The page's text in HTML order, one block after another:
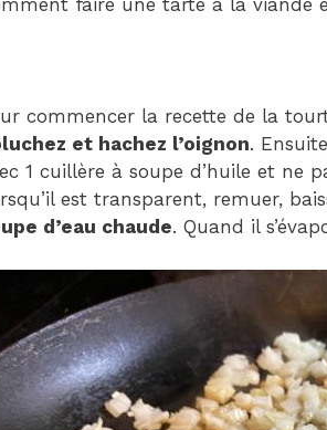
faire une tarte à la viande
commencer la recette de la
et hachez l’oignon.
1 cuillère à soupe d’huile et ne
est transparent, remuer,
d’eau chaude. Quand il